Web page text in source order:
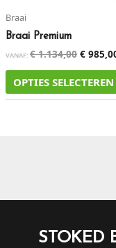
Braai
Braai Premium
VANAF:€1.134,00 €
OPTIES SELECTEREN
STOKED